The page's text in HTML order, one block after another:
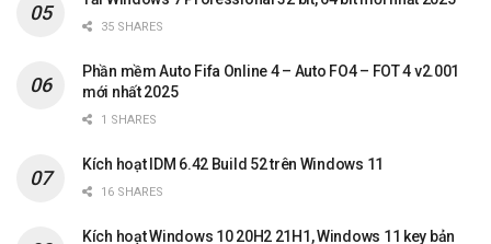
35 SHARES
Phần mềm Auto Fifa Online 4 – Auto FO4 – FOT 4 v2.001
mới nhất 2025
1 SHARES
Kích hoạt IDM 6.42 Build 52 trên Windows 11
16 SHARES
Kích hoạt Windows 10 20H2 21H1, Windows 11 key bản